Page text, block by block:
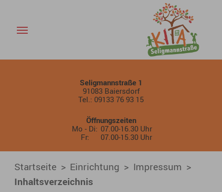
Inhaltsverzeichnis - KiTa
Seligmannstraße 1
91083 Baiersdorf
Tel.: 09133 76 93 15
Öffnungszeiten
Mo - Di: 07.00-16.30 Uhr
Fr:
07.00-15.30 Uhr
Startseite Einrichtung Impressum
Inhaltsverzeichnis